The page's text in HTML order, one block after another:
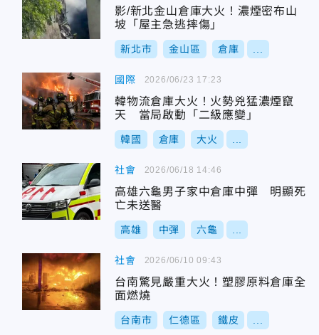
影/新北金山倉庫大火！濃煙密布山
坡「屋主急逃摔傷」
新北市 金山區 倉庫
國際
韓物流倉庫大火！火勢兇猛濃煙竄
天 當局啟動「二級應變」
韓國 倉庫 大火
2026/06/23 17:23
社會
高雄六龜男子家中倉庫中彈 明顯死
亡未送醫
高雄 中彈 六龜
2026/06/18 14:46
社會
台南驚見嚴重大火！塑膠原料倉庫全
面燃燒
台南市 仁德區 鐵皮
2026/06/10 09:43